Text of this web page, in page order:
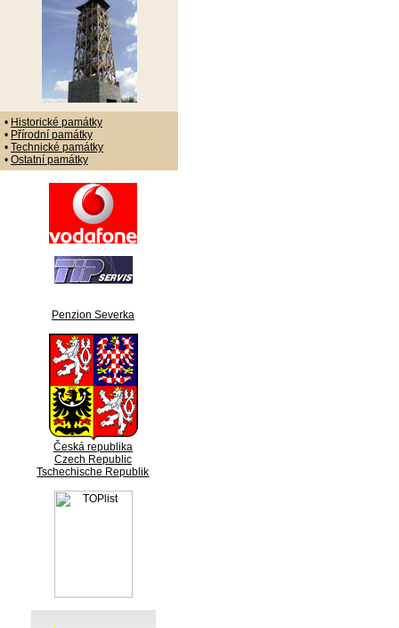
• Historické památky
• Přírodní památky
• Technické památky
• Ostatní památky
Penzion Severka
Česká republika
Czech Republic
Tschechische Republik